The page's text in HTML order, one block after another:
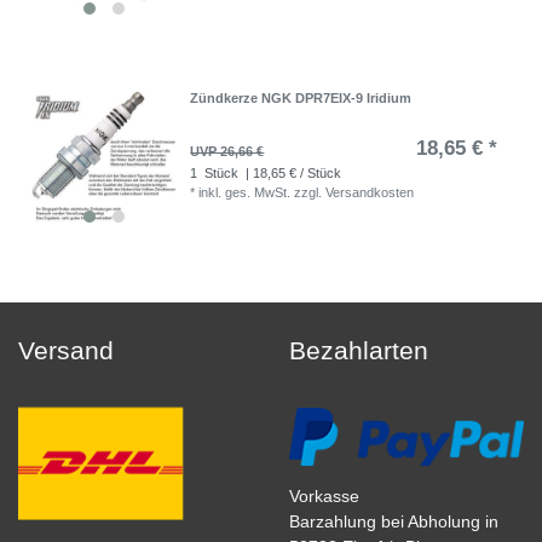
Zündkerze NGK DPR7EIX-9 Iridium
UVP 26,66 € 18,65 € *
1 Stück
| 18,65 € / Stück
*inkl. ges. MwSt. zzgl.Versandkosten
Versand Bezahlarten
Vorkasse
Barzahlung bei Abholung in